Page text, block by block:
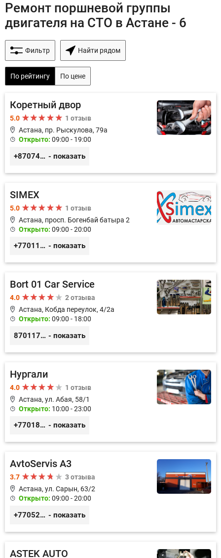
Ремонт поршневой группы
двигателя на СТО в Астане - 6
Фильтр Найти рядом
По рейтингу По цене
Коретный двор
5.0
1 отзыв
Астана, пр. Рыскулова, 79а
Открыто: 09:00 - 19:00
+87074724702 - показать
SIMEX
5.0
1 отзыв
Астана, просп. Богенбай батыра 2
Открыто: 09:00 - 20:00
+77011248780 - показать
Bort 01 Car Service
4.0
2 отзыва
Астана, Кобда переулок, 4/2а
Открыто: 09:00 - 18:00
87011754444 - показать
Нургали
4.0
1 отзыв
Астана, ул. Абая, 58/1
Открыто: 10:00 - 23:00
+77018150536 - показать
AvtoServis A3
3.7
3 отзыва
Астана, ул. Сарын, 63/2
Открыто: 09:00 - 20:00
+77052327760 - показать
ASTEK AUTO